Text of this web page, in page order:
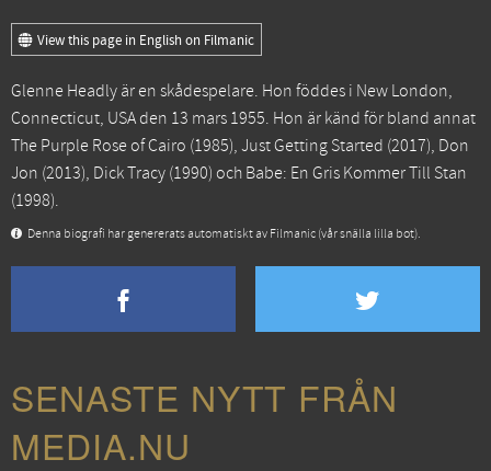
View this page in English on Filmanic
Glenne Headly är en skådespelare. Hon föddes i New London,
Connecticut, USA den 13 mars 1955. Hon är känd för bland annat
The Purple Rose of Cairo (1985), Just Getting Started (2017), Don
Jon (2013), Dick Tracy (1990) och Babe: En Gris Kommer Till Stan
(1998).
Denna biografi har genererats automatiskt av Filmanic (vår snälla lilla bot).
SENASTE NYTT FRÅN
MEDIA.NU